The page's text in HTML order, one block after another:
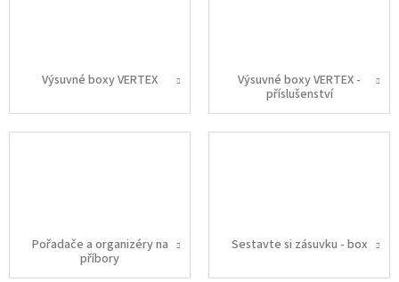
Výsuvné boxy VERTEX
Výsuvné boxy VERTEX -
příslušenství
Pořadače a organizéry na
příbory
Sestavte si zásuvku - box